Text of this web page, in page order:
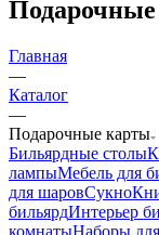
Главная
—
Каталог
—
Подарочные карты
Бильярдные столы
лампыМебель для
для шаровСукно
бильярдИнтерьер
комнатыНаборы